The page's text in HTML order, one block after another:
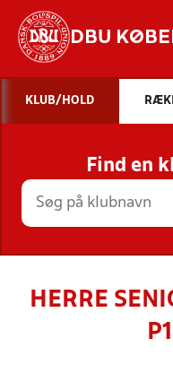
DBU
STILLINGER,
KLUB/HOLD
Find en
HERRE